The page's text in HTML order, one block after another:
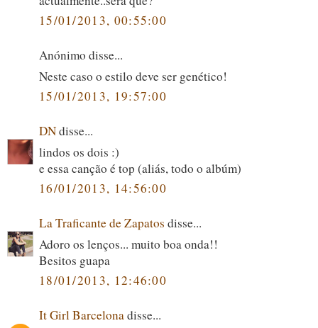
15/01/2013, 00:55:00
Anónimo disse...
Neste caso o estilo deve ser genético!
15/01/2013, 19:57:00
DNdisse...
lindos os dois :)
e essa canção é top (aliás, todo o albúm)
16/01/2013, 14:56:00
La Traficante de Zapatos disse...
Adoro os lenços... muito boa onda!!
Besitos guapa
18/01/2013, 12:46:00
It Girl Barcelonadisse...